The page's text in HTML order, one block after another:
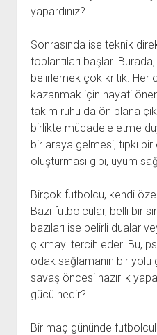
yapardınız?
Sonrasında ise teknik
toplantıları başlar.
belirlemek çok kritik. Her
kazanmak için hayati
takım ruhu da ön plana
birlikte mücadele etme
bir araya gelmesi, tıpkı
oluşturması gibi, uyum
Birçok futbolcu, kendi
Bazı futbolcular, belli bir
bazıları ise belirli dualar
çıkmayı tercih eder. Bu,
odak sağlamanın bir yolu
savaş öncesi hazırlık
gücü nedir?
Bir maç gününde